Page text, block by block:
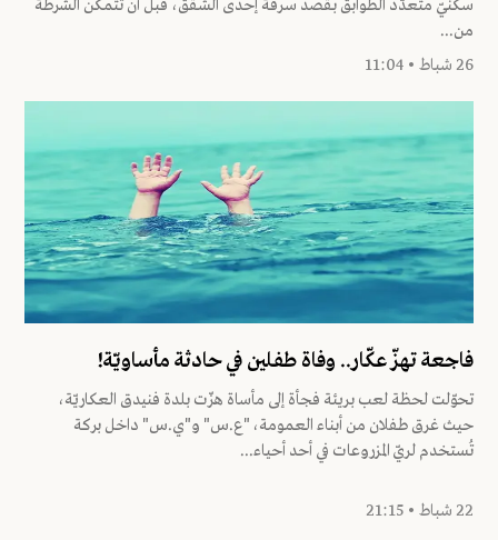
سكنيّ متعدّد الطوابق بقصد سرقة إحدى الشقق، قبل أن تتمكن الشّرطة
من...
26 شباط • 11:04
فاجعة تهزّ عكّار.. وفاة طفلين في حادثة مأساويّة!
تحوّلت لحظة لعب بريئة فجأة إلى مأساة هزّت بلدة فنيدق العكاريّة،
حيث غرق طفلان من أبناء العمومة، "ع.س" و"ي.س" داخل بركة
تُستخدم لريّ المزروعات في أحد أحياء...
22 شباط • 21:15